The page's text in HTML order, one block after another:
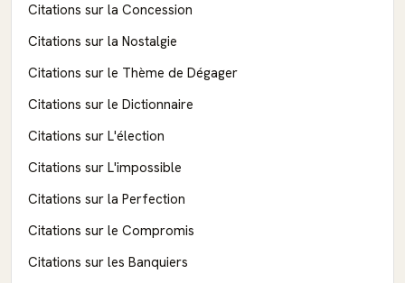
Citations sur la Concession
Citations sur la Nostalgie
Citations sur le Thème de Dégager
Citations sur le Dictionnaire
Citations sur L'élection
Citations sur L'impossible
Citations sur la Perfection
Citations sur le Compromis
Citations sur les Banquiers